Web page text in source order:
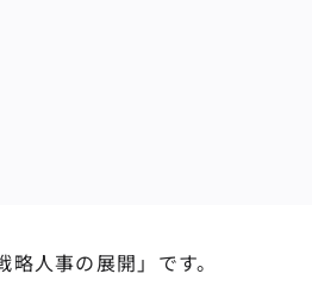
人事の展開」です。